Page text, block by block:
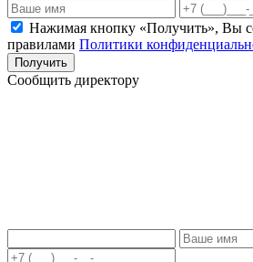
Нажимая кнопку «Получить», Вы
правилами Политики
Получить
Сообщить директору